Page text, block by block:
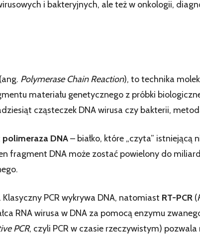
i bakteryjnych, ale też w onkologii,
(ang. Polymerase Chain Reaction), to technika
materiału genetycznego z próbki
cząsteczek DNA wirusa czy bakterii,
polimeraza DNA– białko, które „czyta” istniejącą
fragment DNA może zostać powielony do
PCR wykrywa DNA, natomiast RT-PCR (
RNA wirusa w DNA za pomocą enzymu
PCR, czyli PCR w czasie rzeczywistym)